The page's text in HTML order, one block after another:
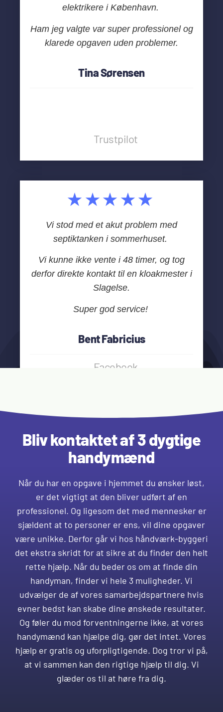
elektrikere i København.
Ham jeg valgte var super professionel og
klarede opgaven uden problemer.
Tina Sørensen
Trustpilot
★★★★★
Vi stod med et akut problem med
septiktanken i sommerhuset.
Vi kunne ikke vente i 48 timer, og tog
derfor direkte kontakt til en kloakmester i
Slagelse.
Super god service!
Bent Fabricius
Facebook
Bliv kontaktet af 3 dygtige
handymænd
Når du har en opgave i hjemmet du ønsker løst,
er det vigtigt at den bliver udført af en
professionel. Og ligesom det med mennesker er
sjældent at to personer er ens, vil dine opgaver
være unikke. Derfor går vi hos håndværk-byggeri
det ekstra skridt for at sikre at du finder den helt
rette hjælp. Når du beder os om at finde din
handyman, finder vi hele 3 muligheder. Vi
udvælger de af vores samarbejdspartnere hvis
evner bedst kan skabe dine ønskede resultater.
Og føler du mod forventningerne ikke, at vores
handymænd kan hjælpe dig, gør det intet. Vores
hjælp er gratis og uforpligtigende. Dog tror vi på,
at vi sammen kan den rigtige hjælp til dig. Vi
glæder os til at høre fra dig.